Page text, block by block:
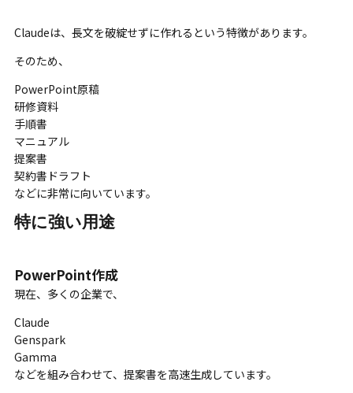
Claudeは、長文を破綻せずに作れるという特徴があります。
そのため、
PowerPoint原稿
研修資料
手順書
マニュアル
提案書
契約書ドラフト
などに非常に向いています。
特に強い用途
PowerPoint作成
現在、多くの企業で、
Claude
Genspark
Gamma
などを組み合わせて、提案書を高速生成しています。